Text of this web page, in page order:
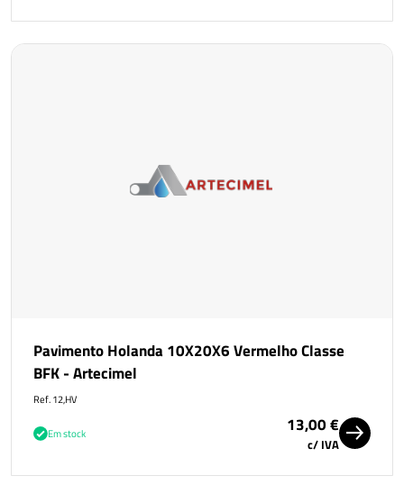
Pavimento Holanda 10X20X6 Vermelho Classe
BFK - Artecimel
Ref. 12,HV
Em stock 13,00 €
c/ IVA